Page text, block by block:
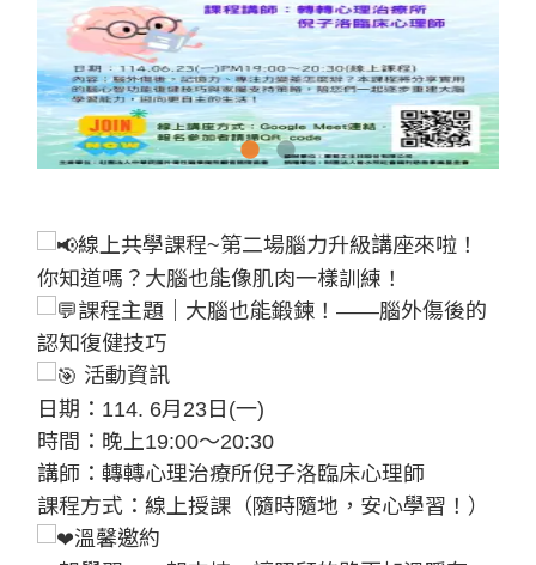
線上共學課程~第二場腦力升級講座來啦！
你知道嗎？大腦也能像肌肉一樣訓練！
課程主題｜大腦也能鍛鍊！——腦外傷後的
認知復健技巧
活動資訊
日期：114. 6月23日(一)
時間：晚上19:00～20:30
講師：轉轉心理治療所倪子洛臨床心理師
課程方式：線上授課（隨時隨地，安心學習！）
溫馨邀約